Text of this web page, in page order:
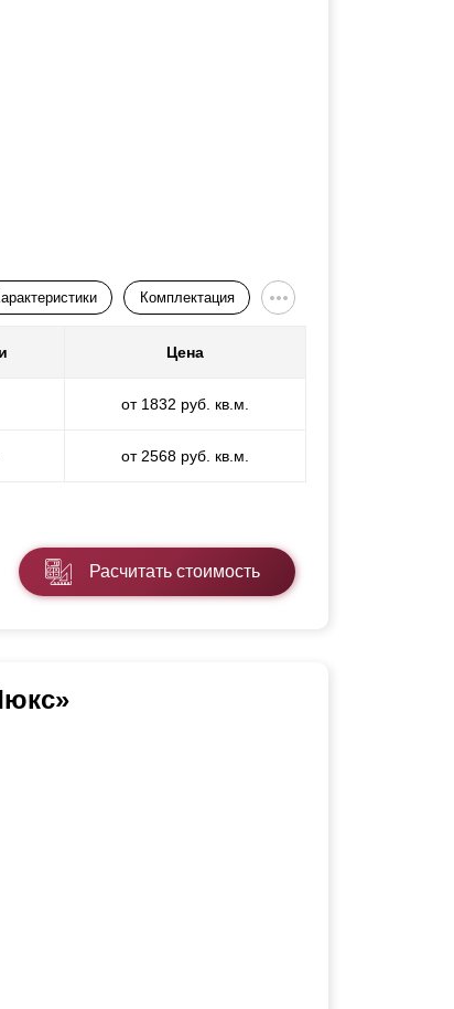
Комплектация
Цена
от 1832 руб. кв.м.
от 2568 руб. кв.м.
Расчитать стоимость